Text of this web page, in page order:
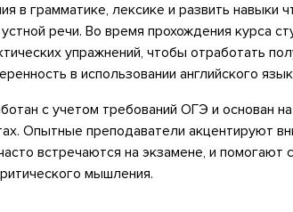
в грамматике, лексике и развить навыки
речи. Во время прохождения курса
упражнений, чтобы отработать
в использовании английского
с учетом требований ОГЭ и основан
Опытные преподаватели акцентируют
встречаются на экзамене, и помогают
мышления.